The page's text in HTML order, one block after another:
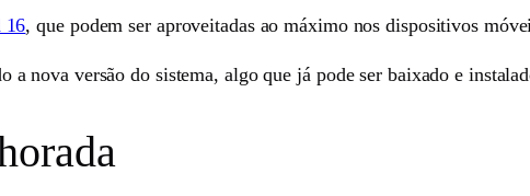
16, que podem ser aproveitadas ao máximo nos dispositivos
a nova versão do sistema, algo que já pode ser baixado e